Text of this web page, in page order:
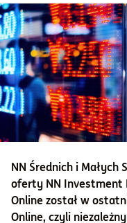
O nas
NN Średnich i Małych
oferty NN Investment
Online został w
Online, czyli